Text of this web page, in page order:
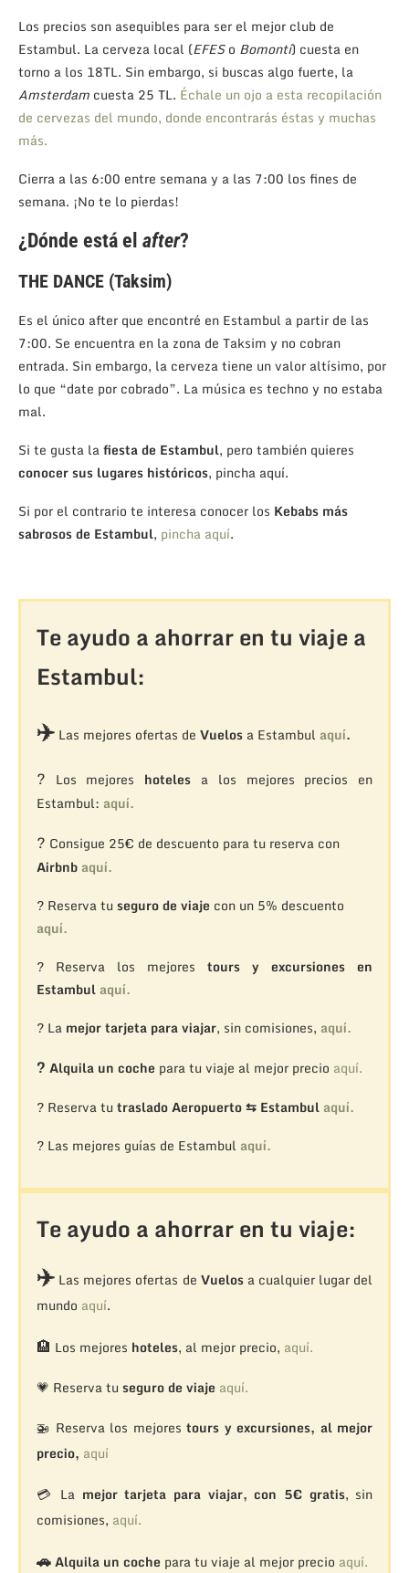
Los precios son asequibles para ser el mejor club de
Estambul. La cerveza local (EFESo Bomonti) cuesta en
torno a los 18TL. Sin embargo, si buscas algo fuerte, la
Amsterdam cuesta 25 TL. Échale un ojo a esta recopilación
de cervezas del mundo, donde encontrarás éstas y muchas
más.
Cierra a las 6:00 entre semana y a las 7:00 los fines de
semana. ¡No te lo pierdas!
¿Dónde está el after?
THE DANCE (Taksim)
Es el único after que encontré en Estambul a partir de las
7:00. Se encuentra en la zona de Taksim y no cobran
entrada. Sin embargo, la cerveza tiene un valor altísimo, por
lo que “date por cobrado”. La música es techno y no estaba
mal.
Si te gusta lafiesta de Estambul, pero también quieres
conocer sus lugares históricos, pincha aquí.
Si por el contrario te interesa conocer los Kebabs más
sabrosos de Estambul, pincha aquí.
Te ayudo a ahorrar en tu viaje a
Estambul:
✈️Las mejores ofertas de Vuelosa Estambul aquí.
? Los mejores hoteles a los mejores precios en
Estambul: aquí.
? Consigue 25€ de descuento para tu reserva con
Airbnb aquí.
? Reserva tu seguro de viaje con un 5% descuento
aquí.
? Reserva los mejorestours y excursiones en
Estambul aquí.
? La mejor tarjeta para viajar, sin comisiones, aquí.
? Alquila un coche para tu viaje al mejor precio aquí.
? Reserva tu traslado Aeropuerto ⇆ Estambul aquí.
? Las mejores guías de Estambul aquí.
Te ayudo a ahorrar en tu viaje:
✈️Las mejores ofertas de Vuelosa cualquier lugar del
mundo aquí.
🏨 Los mejores hoteles, al mejor precio, aquí.
💗 Reserva tu seguro de viaje aquí.
🚁 Reserva los mejorestours y excursiones, al mejor
precio, aquí
💳 La mejor tarjeta para viajar, con 5€ gratis, sin
comisiones, aquí.
🚗Alquila un coche para tu viaje al mejor precio aquí.